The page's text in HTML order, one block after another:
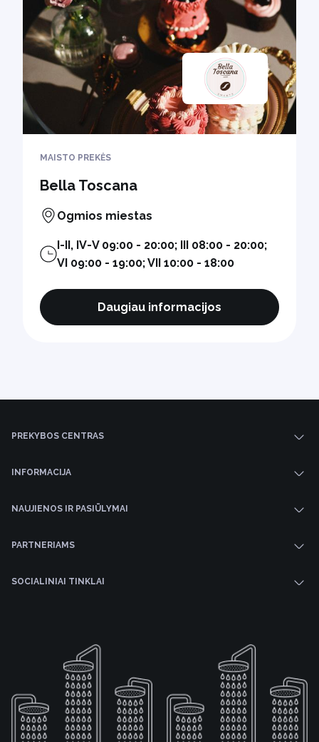
MAISTO PREKĖS
Bella Toscana
Ogmios miestas
I-II, IV-V 09:00 - 20:00; III 08:00 - 20:00;
VI 09:00 - 19:00; VII 10:00 - 18:00
Daugiau informacijos
PREKYBOS CENTRAS
INFORMACIJA
NAUJIENOS IR PASIŪLYMAI
PARTNERIAMS
SOCIALINIAI TINKLAI